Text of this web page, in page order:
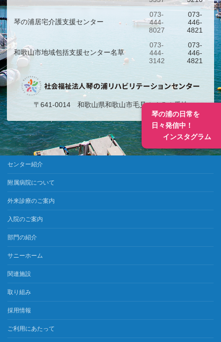
琴の浦居宅介護支援センター
073-
444-
8027
073-
446-
4821
和歌山市地域包括支援センター名草
073-
444-
3142
073-
446-
4821
〒641-0014 和歌山県和歌山市毛見１４５１番地
センター紹介
附属病院について
外来診療のご案内
入院のご案内
部門の紹介
サニーホーム
関連施設
取り組み
採用情報
ご利用にあたって
琴の浦の日常を
日々発信中！
インスタグラム